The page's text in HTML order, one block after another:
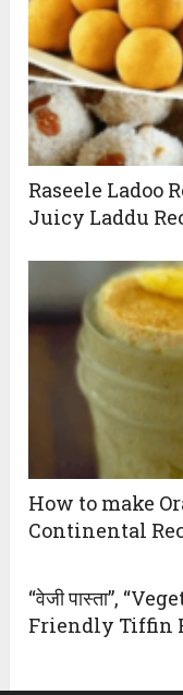
Raseele Ladoo
Juicy Laddu
How to make
Continental
“वेजी पास्ता”,
Friendly Tiffin